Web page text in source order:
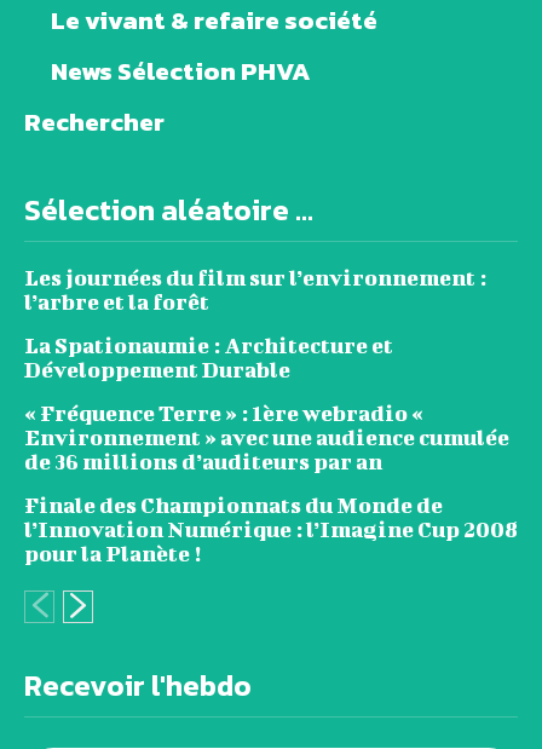
Le vivant & refaire société
News Sélection PHVA
Rechercher
Sélection aléatoire ...
Les journées du film sur l’environnement :
l’arbre et la forêt
La Spationaumie : Architecture et
Développement Durable
« Fréquence Terre » : 1ère webradio «
Environnement » avec une audience cumulée
de 36 millions d’auditeurs par an
Finale des Championnats du Monde de
l’Innovation Numérique : l’Imagine Cup 2008
pour la Planète !
Recevoir l'hebdo